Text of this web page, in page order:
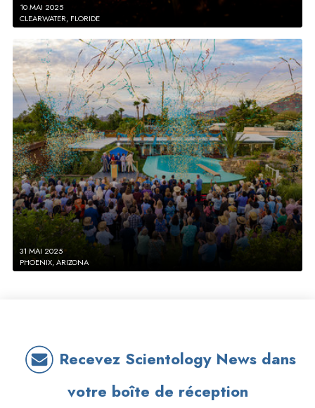
10 MAI 2025
CLEARWATER, FLORIDE
31 MAI 2025
PHOENIX, ARIZONA
Recevez Scientology News dans
votre boîte de réception